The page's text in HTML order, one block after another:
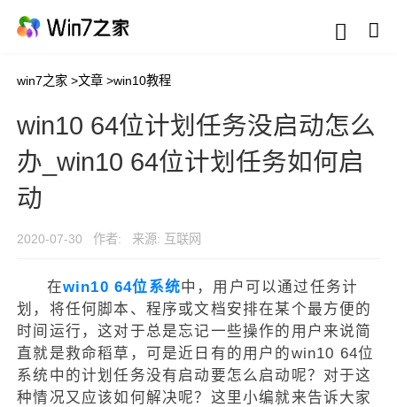
win7之家 >文章 >win10教程
win10 64位计划任务没启动怎么
办_win10 64位计划任务如何启
动
2020-07-30 作者: 来源: 互联网
在win10 64位系统中，用户可以通过任务计
划，将任何脚本、程序或文档安排在某个最方便的
时间运行，这对于总是忘记一些操作的用户来说简
直就是救命稻草，可是近日有的用户的win10 64位
系统中的计划任务没有启动要怎么启动呢？对于这
种情况又应该如何解决呢？这里小编就来告诉大家